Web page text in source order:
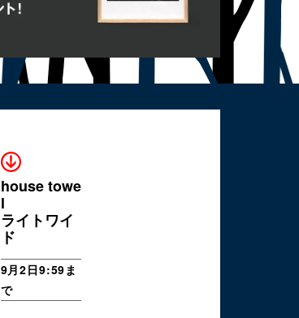
house towe
l
ライトワイ
ド
9月2日9:59ま
で